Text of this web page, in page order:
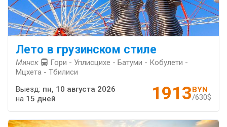
Лето в грузинском стиле
Минск
Гори - Уплисцихе - Батуми - Кобулети -
Мцхета - Тбилиси
1913BYN
/630$
Выезд: пн, 10 августа 2026
на 15 дней